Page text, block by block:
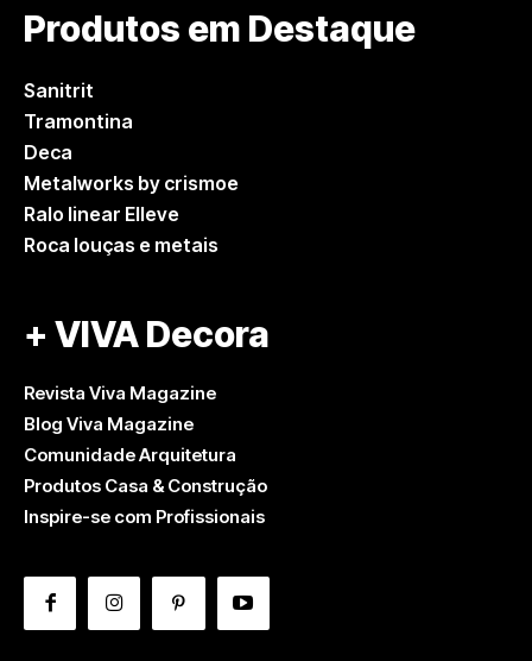
Produtos em Destaque
Sanitrit
Tramontina
Deca
Metalworks by crismoe
Ralo linear Elleve
Roca louças e metais
+ VIVA Decora
Revista Viva Magazine
Blog Viva Magazine
Comunidade Arquitetura
Produtos Casa & Construção
Inspire-se com Profissionais